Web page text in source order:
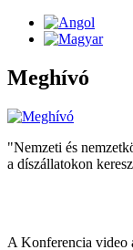
Meghívó
"Nemzeti és
a díszállatokon
A Konferencia video